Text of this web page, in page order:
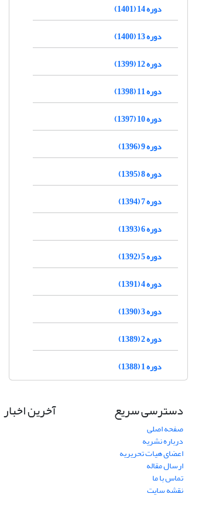
دوره 14 (1401)
دوره 13 (1400)
دوره 12 (1399)
دوره 11 (1398)
دوره 10 (1397)
دوره 9 (1396)
دوره 8 (1395)
دوره 7 (1394)
دوره 6 (1393)
دوره 5 (1392)
دوره 4 (1391)
دوره 3 (1390)
دوره 2 (1389)
دوره 1 (1388)
دسترسی سریع
صفحه اصلی
درباره نشریه
اعضای هیات تحریریه
ارسال مقاله
تماس با ما
نقشه سایت
آخرین اخبار